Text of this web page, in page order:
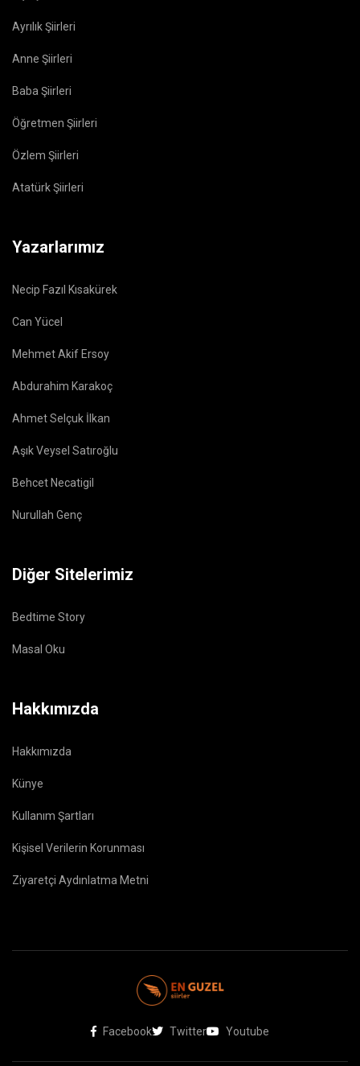
Ayrılık Şiirleri
Anne Şiirleri
Baba Şiirleri
Öğretmen Şiirleri
Özlem Şiirleri
Atatürk Şiirleri
Yazarlarımız
Necip Fazıl Kısakürek
Can Yücel
Mehmet Akif Ersoy
Abdurahim Karakoç
Ahmet Selçuk İlkan
Aşık Veysel Satıroğlu
Behcet Necatigil
Nurullah Genç
Diğer Sitelerimiz
Bedtime Story
Masal Oku
Hakkımızda
Hakkımızda
Künye
Kullanım Şartları
Kişisel Verilerin Korunması
Ziyaretçi Aydınlatma Metni
Facebook Twitter Youtube